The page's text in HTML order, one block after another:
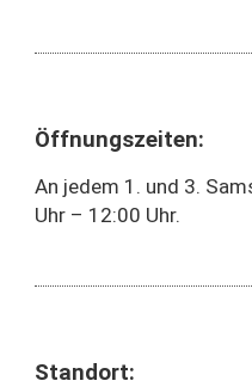
Öffnungszeiten:
An jedem 1. und 3.
Uhr – 12:00 Uhr.
Standort: